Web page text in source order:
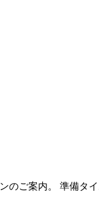
のご案内。 準備タ